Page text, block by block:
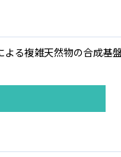
る複雑天然物の合成基